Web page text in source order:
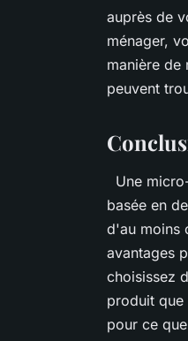
auprès de
ménager,
manière de
peuvent
Une
basée en
d'au moins
avantages
choisissez
produit que
pour ce